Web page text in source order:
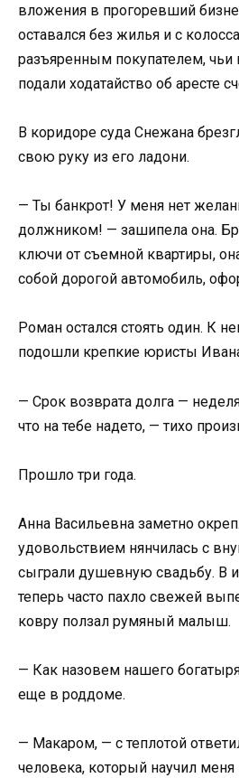
вложения в прогоревший
оставался без жилья и с
разъяренным покупателем,
подали ходатайство об аресте
В коридоре суда Снежана
свою руку из его ладони.
— Ты банкрот! У меня нет
должником! — зашипела она.
ключи от съемной квартиры,
собой дорогой автомобиль,
Роман остался стоять один. К
подошли крепкие юристы
— Срок возврата долга —
что на тебе надето, — тихо
Прошло три года.
Анна Васильевна заметно
удовольствием нянчилась с
сыграли душевную свадьбу. В
теперь часто пахло свежей
ковру ползал румяный малыш.
— Как назовем нашего
еще в роддоме.
— Макаром, — с теплотой
человека, который научил меня